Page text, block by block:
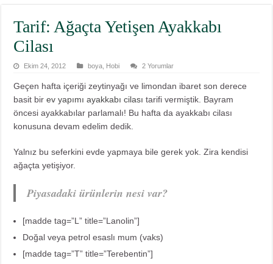
Tarif: Ağaçta Yetişen Ayakkabı
Cilası
Ekim 24, 2012 boya Hobi 2 Yorumlar
Geçen hafta içeriği zeytinyağı ve limondan ibaret son derece
basit birev yapımı ayakkabı cilası tarifi vermiştik. Bayram
öncesi ayakkabılar parlamalı! Bu hafta da ayakkabı cilası
konusuna devam edelim dedik.
Yalnız bu seferkini evde yapmaya bile gerek yok. Zira kendisi
ağaçta yetişiyor.
Piyasadaki ürünlerin nesi var?
[madde tag=”L” title=”Lanolin”]
Doğal veya petrol esaslı mum (vaks)
[madde tag=”T” title=”Terebentin”]